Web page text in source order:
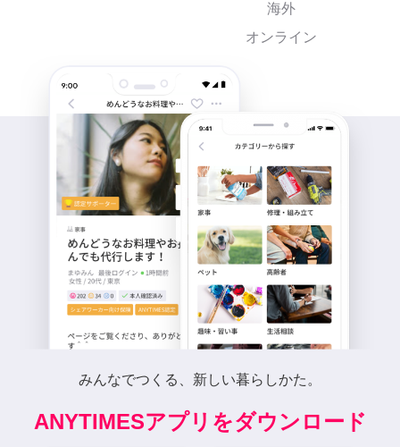
海外
オンライン
みんなでつくる、新しい暮らしかた。
ANYTIMESアプリをダウンロード